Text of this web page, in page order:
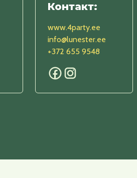
Контакт:
www.4party.ee
info@lunester.ee
+372 655 9548